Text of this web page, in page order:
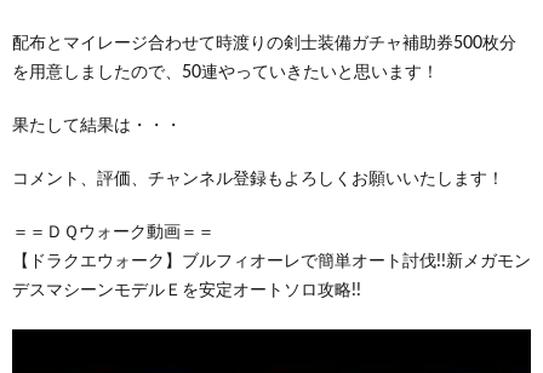
配布とマイレージ合わせて時渡りの剣士装備ガチャ補助券500枚分
を用意しましたので、50連やっていきたいと思います！
果たして結果は・・・
コメント、評価、チャンネル登録もよろしくお願いいたします！
＝＝ＤＱウォーク動画＝＝
【ドラクエウォーク】ブルフィオーレで簡単オート討伐!!新メガモン
デスマシーンモデルＥを安定オートソロ攻略!!